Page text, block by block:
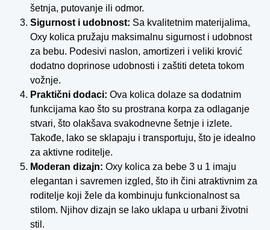
šetnja, putovanje ili odmor.
Sigurnost i udobnost: Sa kvalitetnim materijalima,
Oxy kolica pružaju maksimalnu sigurnost i udobnost
za bebu. Podesivi naslon, amortizeri i veliki krović
dodatno doprinose udobnosti i zaštiti deteta tokom
vožnje.
Praktični dodaci: Ova kolica dolaze sa dodatnim
funkcijama kao što su prostrana korpa za odlaganje
stvari, što olakšava svakodnevne šetnje i izlete.
Takođe, lako se sklapaju i transportuju, što je idealno
za aktivne roditelje.
Moderan dizajn: Oxy kolica za bebe 3 u 1 imaju
elegantan i savremen izgled, što ih čini atraktivnim za
roditelje koji žele da kombinuju funkcionalnost sa
stilom. Njihov dizajn se lako uklapa u urbani životni
stil.